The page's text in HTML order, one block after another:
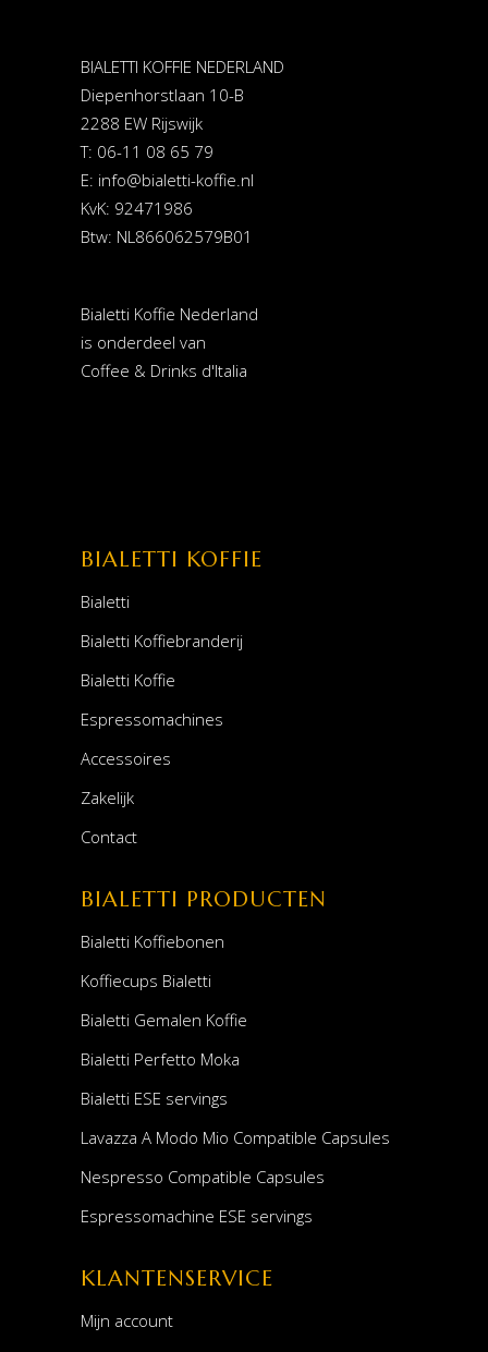
BIALETTI KOFFIE NEDERLAND
Diepenhorstlaan 10-B
2288 EW Rijswijk
T: 06-11 08 65 79
E: info@bialetti-koffie.nl
KvK: 92471986
Btw: NL866062579B01
Bialetti Koffie Nederland
is onderdeel van
Coffee & Drinks d'Italia
BIALETTI KOFFIE
Bialetti
Bialetti Koffiebranderij
Bialetti Koffie
Espressomachines
Accessoires
Zakelijk
Contact
BIALETTI PRODUCTEN
Bialetti Koffiebonen
Koffiecups Bialetti
Bialetti Gemalen Koffie
Bialetti Perfetto Moka
Bialetti ESE servings
Lavazza A Modo Mio Compatible Capsules
Nespresso Compatible Capsules
Espressomachine ESE servings
KLANTENSERVICE
Mijn account